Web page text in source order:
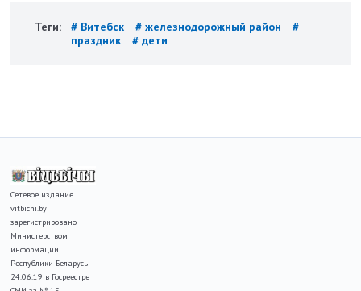
Теги: # Витебск # железнодорожный район
#
праздник
# дети
Сетевое издание
vitbichi.by
зарегистрировано
Министерством
информации
Республики Беларусь
24.06.19 в Госреестре